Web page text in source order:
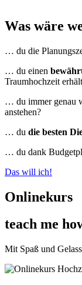
Was wäre
… du die
… du einen
Traumhochzeit
… du immer genau
anstehen?
… du die besten
… du dank
Das will ich!
Onlinekurs
teach me
Mit Spaß und